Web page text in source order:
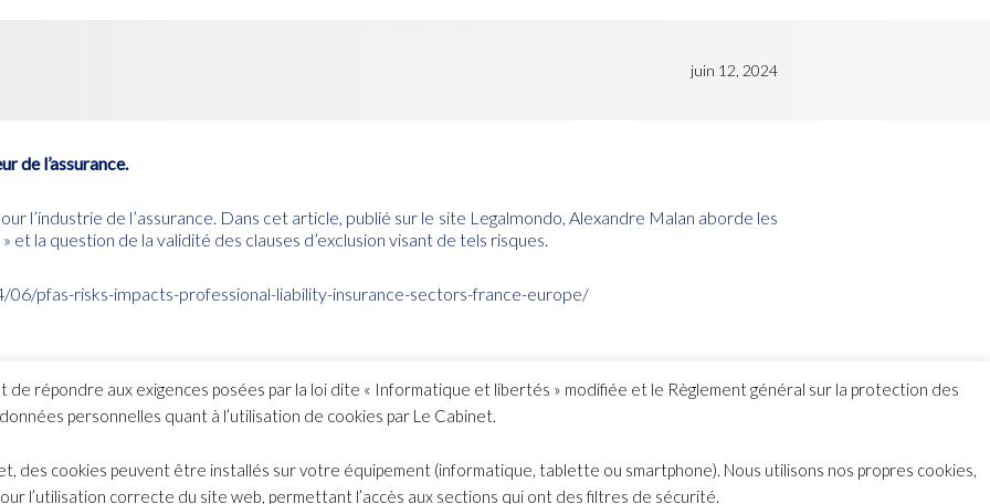
juin 12, 2024
de l’assurance.
l’industrie de l’assurance. Dans cet article, publié sur le site Legalmondo, Alexandre Malan aborde les
et la question de la validité des clauses d’exclusion visant de tels risques.
pfas-risks-impacts-professional-liability-insurance-sectors-france-europe/
Index
de répondre aux exigences posées par la loi dite « Informatique et libertés » modifiée et le Règlement général sur la protection des
données personnelles quant à l’utilisation de cookies par Le Cabinet.
des cookies peuvent être installés sur votre équipement (informatique, tablette ou smartphone). Nous utilisons nos propres cookies,
l’utilisation correcte du site web, permettant l’accès aux sections qui ont des filtres de sécurité.